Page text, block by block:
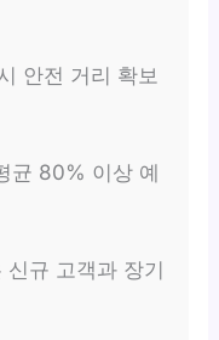
안전 거리 확보
균 80% 이상 예
신규 고객과 장기